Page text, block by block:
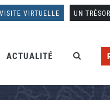
VISITE VIRTUELLE UN
ACTUALITÉ